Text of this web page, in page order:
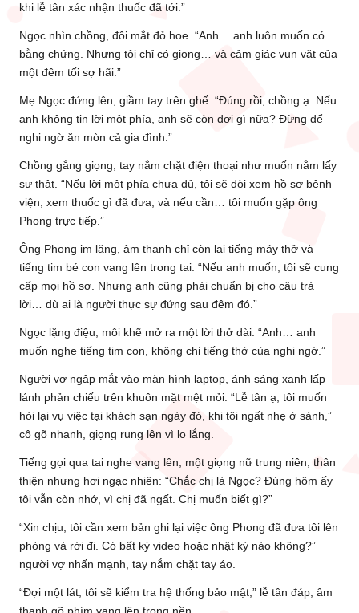
khi lễ tân xác nhận thuốc đã tới.”
Ngọc nhìn chồng, đôi mắt đỏ hoe. “Anh… anh luôn muốn có
bằng chứng. Nhưng tôi chỉ có giọng… và cảm giác vụn vặt của
một đêm tối sợ hãi.”
Mẹ Ngọc đứng lên, giầm tay trên ghế. “Đúng rồi, chồng ạ. Nếu
anh không tin lời một phía, anh sẽ còn đợi gì nữa? Đừng để
nghi ngờ ăn mòn cả gia đình.”
Chồng gắng giọng, tay nắm chặt điện thoại như muốn nắm lấy
sự thật. “Nếu lời một phía chưa đủ, tôi sẽ đòi xem hồ sơ bệnh
viện, xem thuốc gì đã đưa, và nếu cần… tôi muốn gặp ông
Phong trực tiếp.”
Ông Phong im lặng, âm thanh chỉ còn lại tiếng máy thở và
tiếng tim bé con vang lên trong tai. “Nếu anh muốn, tôi sẽ cung
cấp mọi hồ sơ. Nhưng anh cũng phải chuẩn bị cho câu trả
lời… dù ai là người thực sự đứng sau đêm đó.”
Ngọc lặng điệu, môi khẽ mở ra một lời thở dài. “Anh… anh
muốn nghe tiếng tim con, không chỉ tiếng thở của nghi ngờ.”
Người vợ ngập mắt vào màn hình laptop, ánh sáng xanh lấp
lánh phản chiếu trên khuôn mặt mệt mỏi. “Lễ tân ạ, tôi muốn
hỏi lại vụ việc tại khách sạn ngày đó, khi tôi ngất nhẹ ở sảnh,”
cô gõ nhanh, giọng rung lên vì lo lắng.
Tiếng gọi qua tai nghe vang lên, một giọng nữ trung niên, thân
thiện nhưng hơi ngạc nhiên: “Chắc chị là Ngọc? Đúng hôm ấy
tôi vẫn còn nhớ, vì chị đã ngất. Chị muốn biết gì?”
“Xin chịu, tôi cần xem bản ghi lại việc ông Phong đã đưa tôi lên
phòng và rời đi. Có bất kỳ video hoặc nhật ký nào không?”
người vợ nhấn mạnh, tay nắm chặt tay áo.
“Đợi một lát, tôi sẽ kiểm tra hệ thống bảo mật,” lễ tân đáp, âm